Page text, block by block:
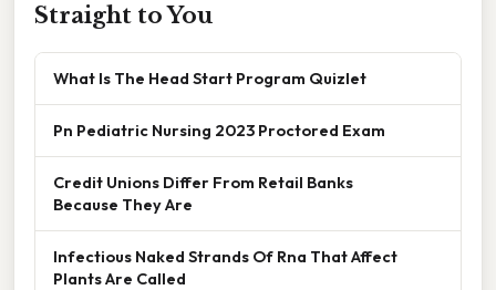
Straight to You
What Is The Head Start Program Quizlet
Pn Pediatric Nursing 2023 Proctored Exam
Credit Unions Differ From Retail Banks
Because They Are
Infectious Naked Strands Of Rna That Affect
Plants Are Called